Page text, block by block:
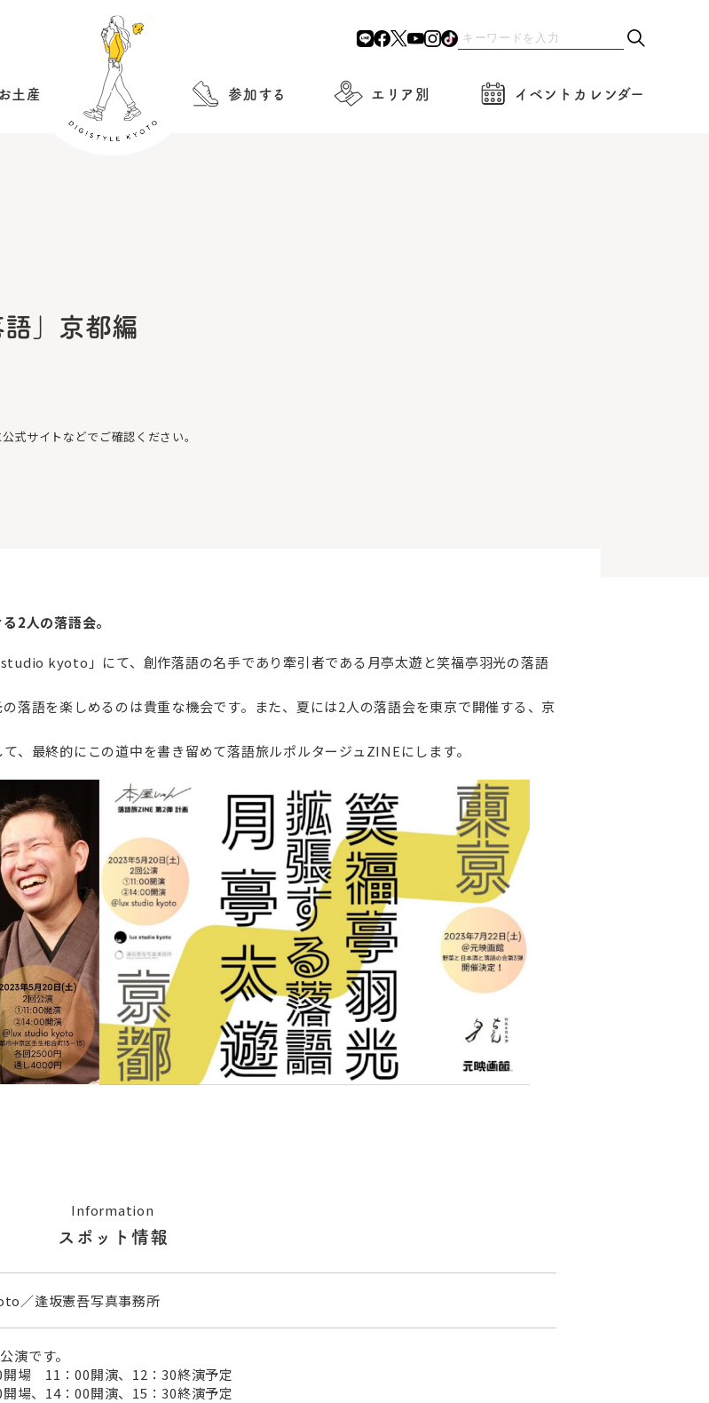
土産 参加する エリア別 イベントカレンダー
」京都編
式サイトなどでご確認ください。
2人の落語会。
kyoto」にて、創作落語の名手であり牽引者である月亭太遊と笑福亭羽光の落語
落語を楽しめるのは貴重な機会です。また、夏には2人の落語会を東京で開催する、京
、最終的にこの道中を書き留めて落語旅ルポルタージュZINEにします。
Information
スポット情報
／逢坂憲吾写真事務所
演です。
場 11：00開演、12：30終演予定
場、14：00開演、15：30終演予定